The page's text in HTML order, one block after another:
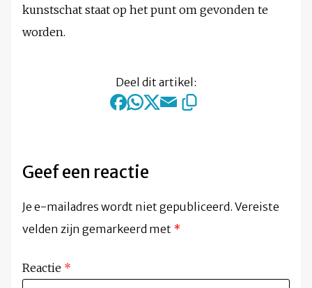
kunstschat staat op het punt om gevonden te
worden.
Deel dit artikel:
Geef een reactie
Je e-mailadres wordt niet gepubliceerd. Vereiste
velden zijn gemarkeerd met *
Reactie *